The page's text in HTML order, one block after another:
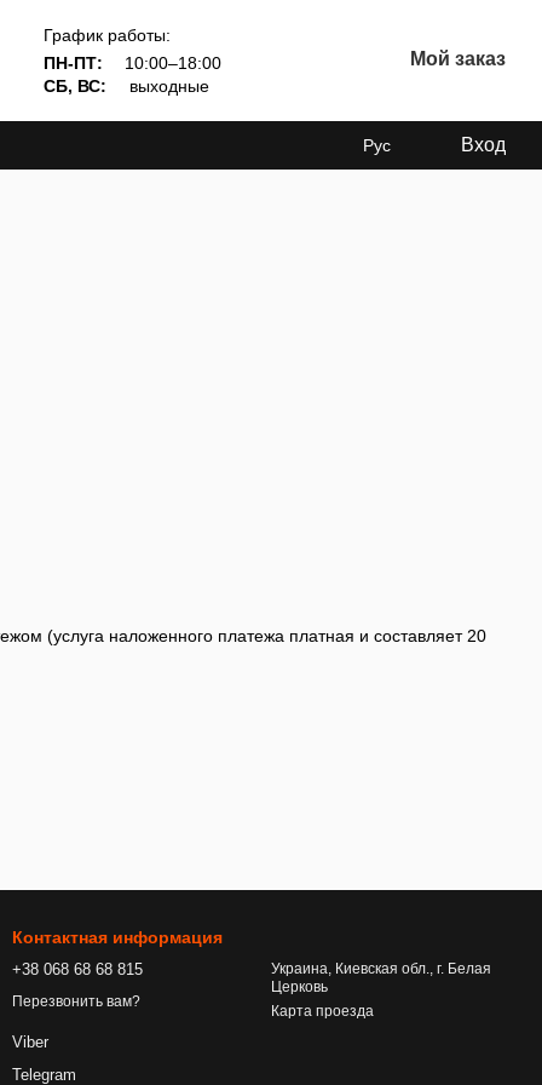
График работы:
ПН-ПТ:
10:00–18:00
СБ, ВС:
выходные
Мой заказ
Рус Вход
(услуга наложенного платежа платная и составляет 20
Контактная информация
+38 068 68 68 815
Перезвонить вам?
Viber
Telegram
Украина, Киевская обл., г. Белая
Церковь
Карта проезда